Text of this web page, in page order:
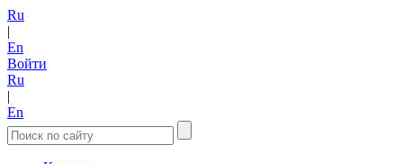
Ru
|
En
Войти
Ru
|
En